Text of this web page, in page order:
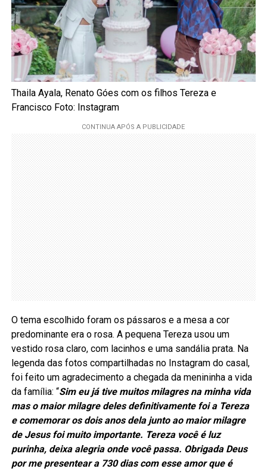
Thaila Ayala, Renato Góes com os filhos Tereza e
Francisco Foto: Instagram
O tema escolhido foram os pássaros e a mesa a cor
predominante era o rosa. A pequena Tereza usou um
vestido rosa claro, com lacinhos e uma sandália prata. Na
legenda das fotos compartilhadas no Instagram do casal,
foi feito um agradecimento a chegada da menininha a vida
da família: “Sim eu já tive muitos milagres na minha vida
mas o maior milagre deles definitivamente foi a Tereza
e comemorar os dois anos dela junto ao maior milagre
de Jesus foi muito importante. Tereza você é luz
purinha, deixa alegria onde você passa. Obrigada Deus
por me presentear a 730 dias com esse amor que é